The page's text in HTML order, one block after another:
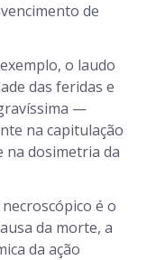
de
o laudo
das feridas e
—
na capitulação
na dosimetria da
é o
da morte, a
da ação